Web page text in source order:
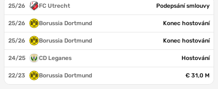
25/26 FC Utrecht Podepsání smlouvy
25/26 Borussia Dortmund Konec hostování
25/26 Borussia Dortmund Konec hostování
24/25 CD Leganes Hostování
22/23 Borussia Dortmund € 31,0 M